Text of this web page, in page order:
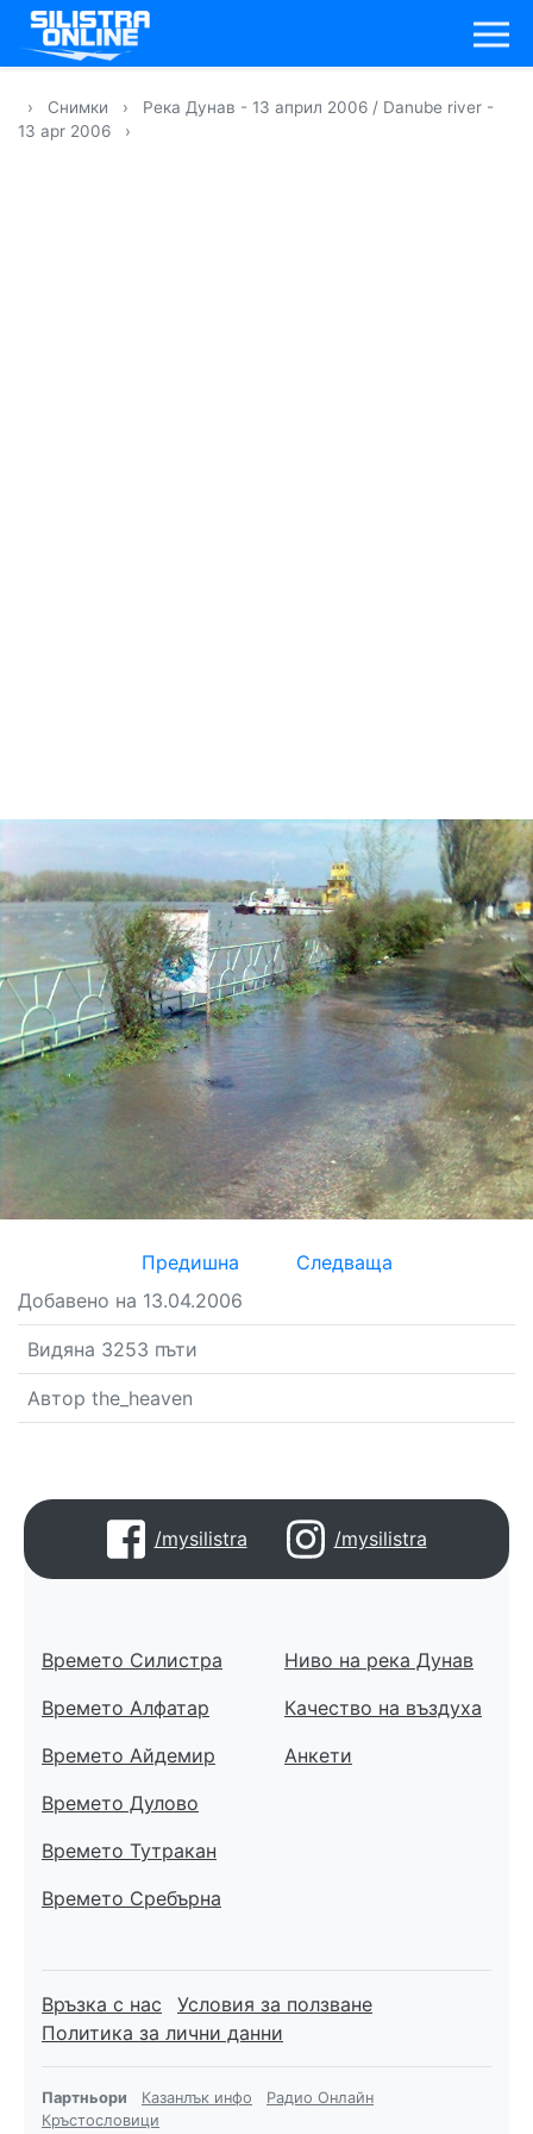
› Снимки ›
Река Дунав - 13 април 2006 / Danube river -
13 apr 2006
›
Предишна
Следваща
Добавено на 13.04.2006
Видяна 3253 пъти
Автор the_heaven
/mysilistra /mysilistra
Времето Силистра
Времето Алфатар
Времето Айдемир
Времето Дулово
Времето Тутракан
Времето Сребърна
Ниво на река Дунав
Качество на въздуха
Анкети
Връзка с нас
Условия за ползване
Политика за лични данни
Партньори Казанлък инфо
Радио Онлайн
Кръстословици